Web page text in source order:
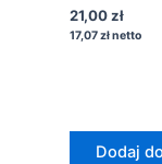
Materiał
drzewiec
21,00zł
17,07złnetto
Dodaj